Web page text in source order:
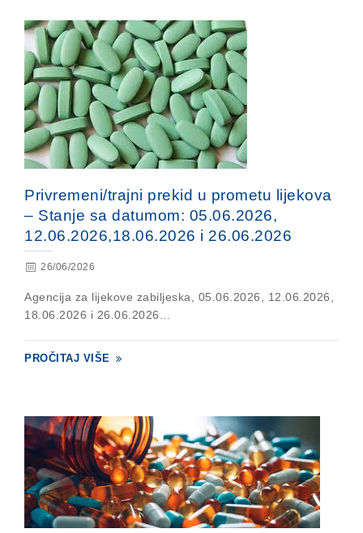
Privremeni/trajni prekid u prometu lijekova
– Stanje sa datumom: 05.06.2026,
12.06.2026,18.06.2026 i 26.06.2026
26/06/2026
Agencija za lijekove zabiljeska, 05.06.2026, 12.06.2026,
18.06.2026 i 26.06.2026...
PROČITAJ VIŠE